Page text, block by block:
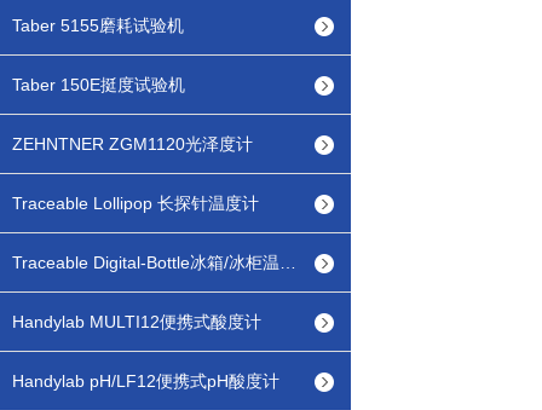
Taber 5155磨耗试验机
Taber 150E挺度试验机
ZEHNTNER ZGM1120光泽度计
Traceable Lollipop 长探针温度计
Handylab MULTI12便携式酸度计
Handylab pH/LF12便携式pH酸度计